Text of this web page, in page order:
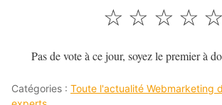
☆
☆
☆
☆
☆
Pas de vote à ce jour, soyez le premier à
Catégories : Toute l'actualité Webmarketing